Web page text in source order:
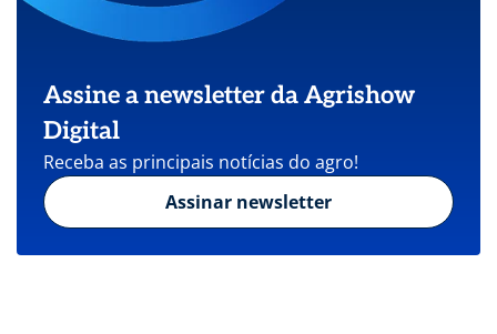
Assine a newsletter da Agrishow
Digital
Receba as principais notícias do agro!
Assinar newsletter